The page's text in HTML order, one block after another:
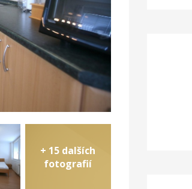
+ 15 dalších
fotografií